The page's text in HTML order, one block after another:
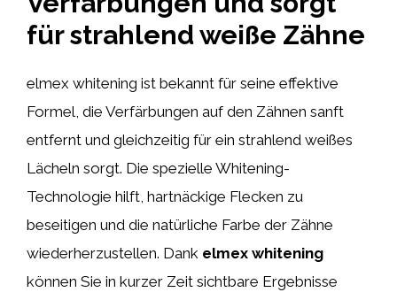
für strahlend weiße Zähne
elmex whitening ist bekannt für seine effektive
Formel, die Verfärbungen auf den Zähnen sanft
entfernt und gleichzeitig für ein strahlend weißes
Lächeln sorgt. Die spezielle Whitening-
Technologie hilft, hartnäckige Flecken zu
beseitigen und die natürliche Farbe der Zähne
wiederherzustellen. Dank elmex whitening
können Sie in kurzer Zeit sichtbare Ergebnisse